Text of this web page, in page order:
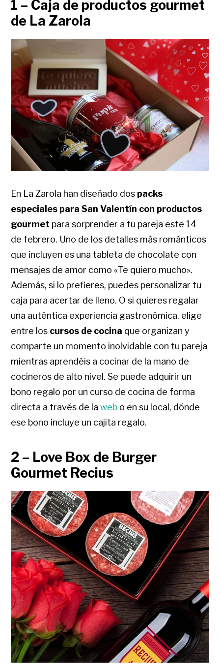
1 – Caja de productos gourmet
de La Zarola
En La Zarola han diseñado dos packs
especiales para San Valentín con productos
gourmet para sorprender a tu pareja este 14
de febrero. Uno de los detalles más románticos
que incluyen es una tableta de chocolate con
mensajes de amor como «Te quiero mucho».
Además, si lo prefieres, puedes personalizar tu
caja para acertar de lleno. O si quieres regalar
una auténtica experiencia gastronómica, elige
entre los cursos de cocina que organizan y
comparte un momento inolvidable con tu pareja
mientras aprendéis a cocinar de la mano de
cocineros de alto nivel. Se puede adquirir un
bono regalo por un curso de cocina de forma
directa a través de laweb o en su local, dónde
ese bono incluye un cajita regalo.
2 – Love Box de Burger
Gourmet Recius